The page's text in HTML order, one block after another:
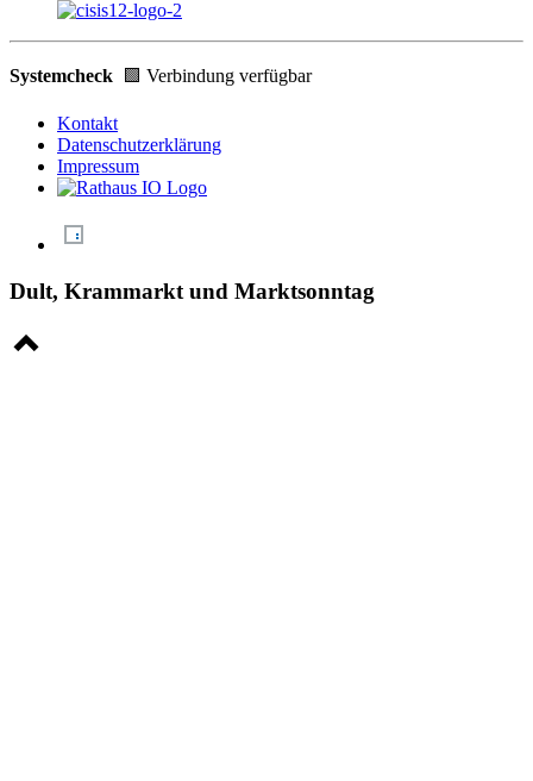
Systemcheck 🟩 Verbindung verfügbar
Kontakt
Datenschutzerklärung
Impressum
Dult, Krammarkt und Marktsonntag